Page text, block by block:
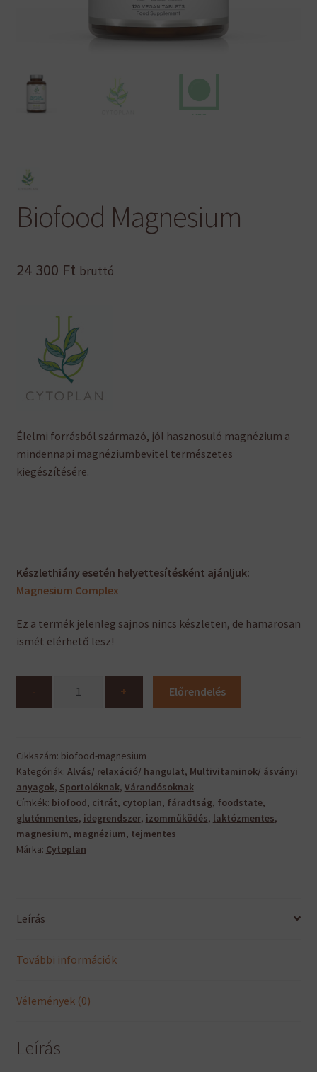
Biofood Magnesium
24 300 Ft bruttó
Élelmi forrásból származó, jól hasznosuló magnézium a
mindennapi magnéziumbevitel természetes
kiegészítésére.
Készlethiány esetén helyettesítésként ajánljuk:
Magnesium Complex
Ez a termék jelenleg sajnos nincs készleten, de hamarosan
ismét elérhető lesz!
- + Előrendelés
Cikkszám: biofood-magnesium
Kategóriák: Alvás/ relaxáció/ hangulat, Multivitaminok/ ásványi
anyagok, Sportolóknak, Várandósoknak
Címkék: biofood, citrát, cytoplan, fáradtság, foodstate,
gluténmentes, idegrendszer, izomműködés, laktózmentes,
magnesium, magnézium, tejmentes
Márka: Cytoplan
Leírás
További információk
Vélemények (0)
Leírás